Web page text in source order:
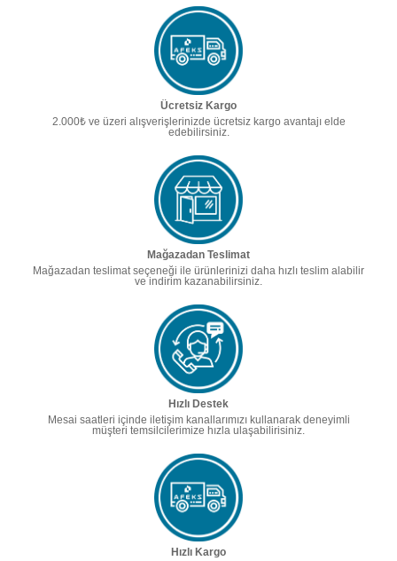
Ücretsiz Kargo
2.000₺ ve üzeri alışverişlerinizde ücretsiz kargo avantajı elde
edebilirsiniz.
Mağazadan Teslimat
Mağazadan teslimat seçeneği ile ürünlerinizi daha hızlı teslim alabilir
ve indirim kazanabilirsiniz.
Hızlı Destek
Mesai saatleri içinde iletişim kanallarımızı kullanarak deneyimli
müşteri temsilcilerimize hızla ulaşabilirisiniz.
Hızlı Kargo